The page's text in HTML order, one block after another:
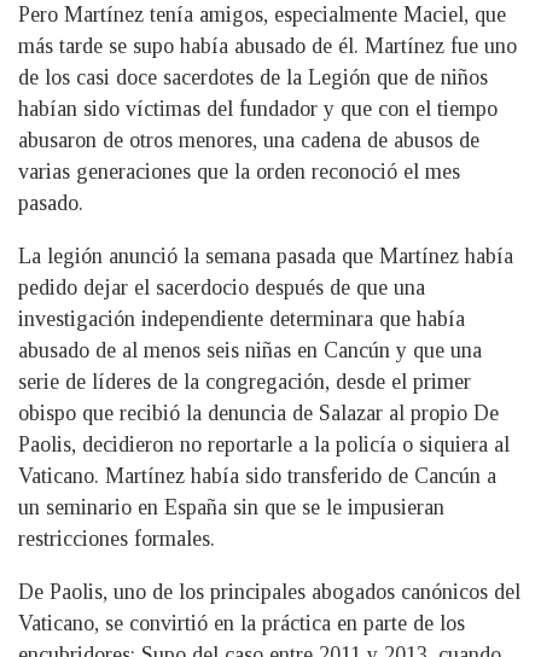
Pero Martínez tenía amigos, especialmente Maciel, que
más tarde se supo había abusado de él. Martínez fue uno
de los casi doce sacerdotes de la Legión que de niños
habían sido víctimas del fundador y que con el tiempo
abusaron de otros menores, una cadena de abusos de
varias generaciones que la orden reconoció el mes
pasado.
La legión anunció la semana pasada que Martínez había
pedido dejar el sacerdocio después de que una
investigación independiente determinara que había
abusado de al menos seis niñas en Cancún y que una
serie de líderes de la congregación, desde el primer
obispo que recibió la denuncia de Salazar al propio De
Paolis, decidieron no reportarle a la policía o siquiera al
Vaticano. Martínez había sido transferido de Cancún a
un seminario en España sin que se le impusieran
restricciones formales.
De Paolis, uno de los principales abogados canónicos del
Vaticano, se convirtió en la práctica en parte de los